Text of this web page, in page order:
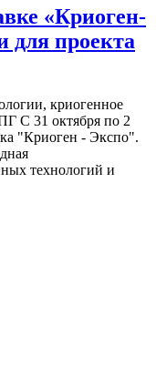
«Криоген-
для проекта
криогенное
C 31 октября по 2
"Криоген - Экспо".
технологий и